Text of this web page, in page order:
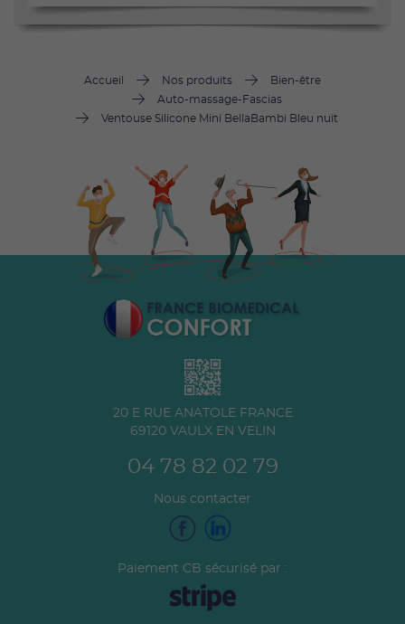
Accueil Nos produits
Bien-être
Auto-massage-Fascias
Ventouse Silicone Mini BellaBambi Bleu nuit
20 E RUE ANATOLE FRANCE
69120 VAULX EN VELIN
04 78 82 02 79
Nous contacter
Paiement CB sécurisé par :